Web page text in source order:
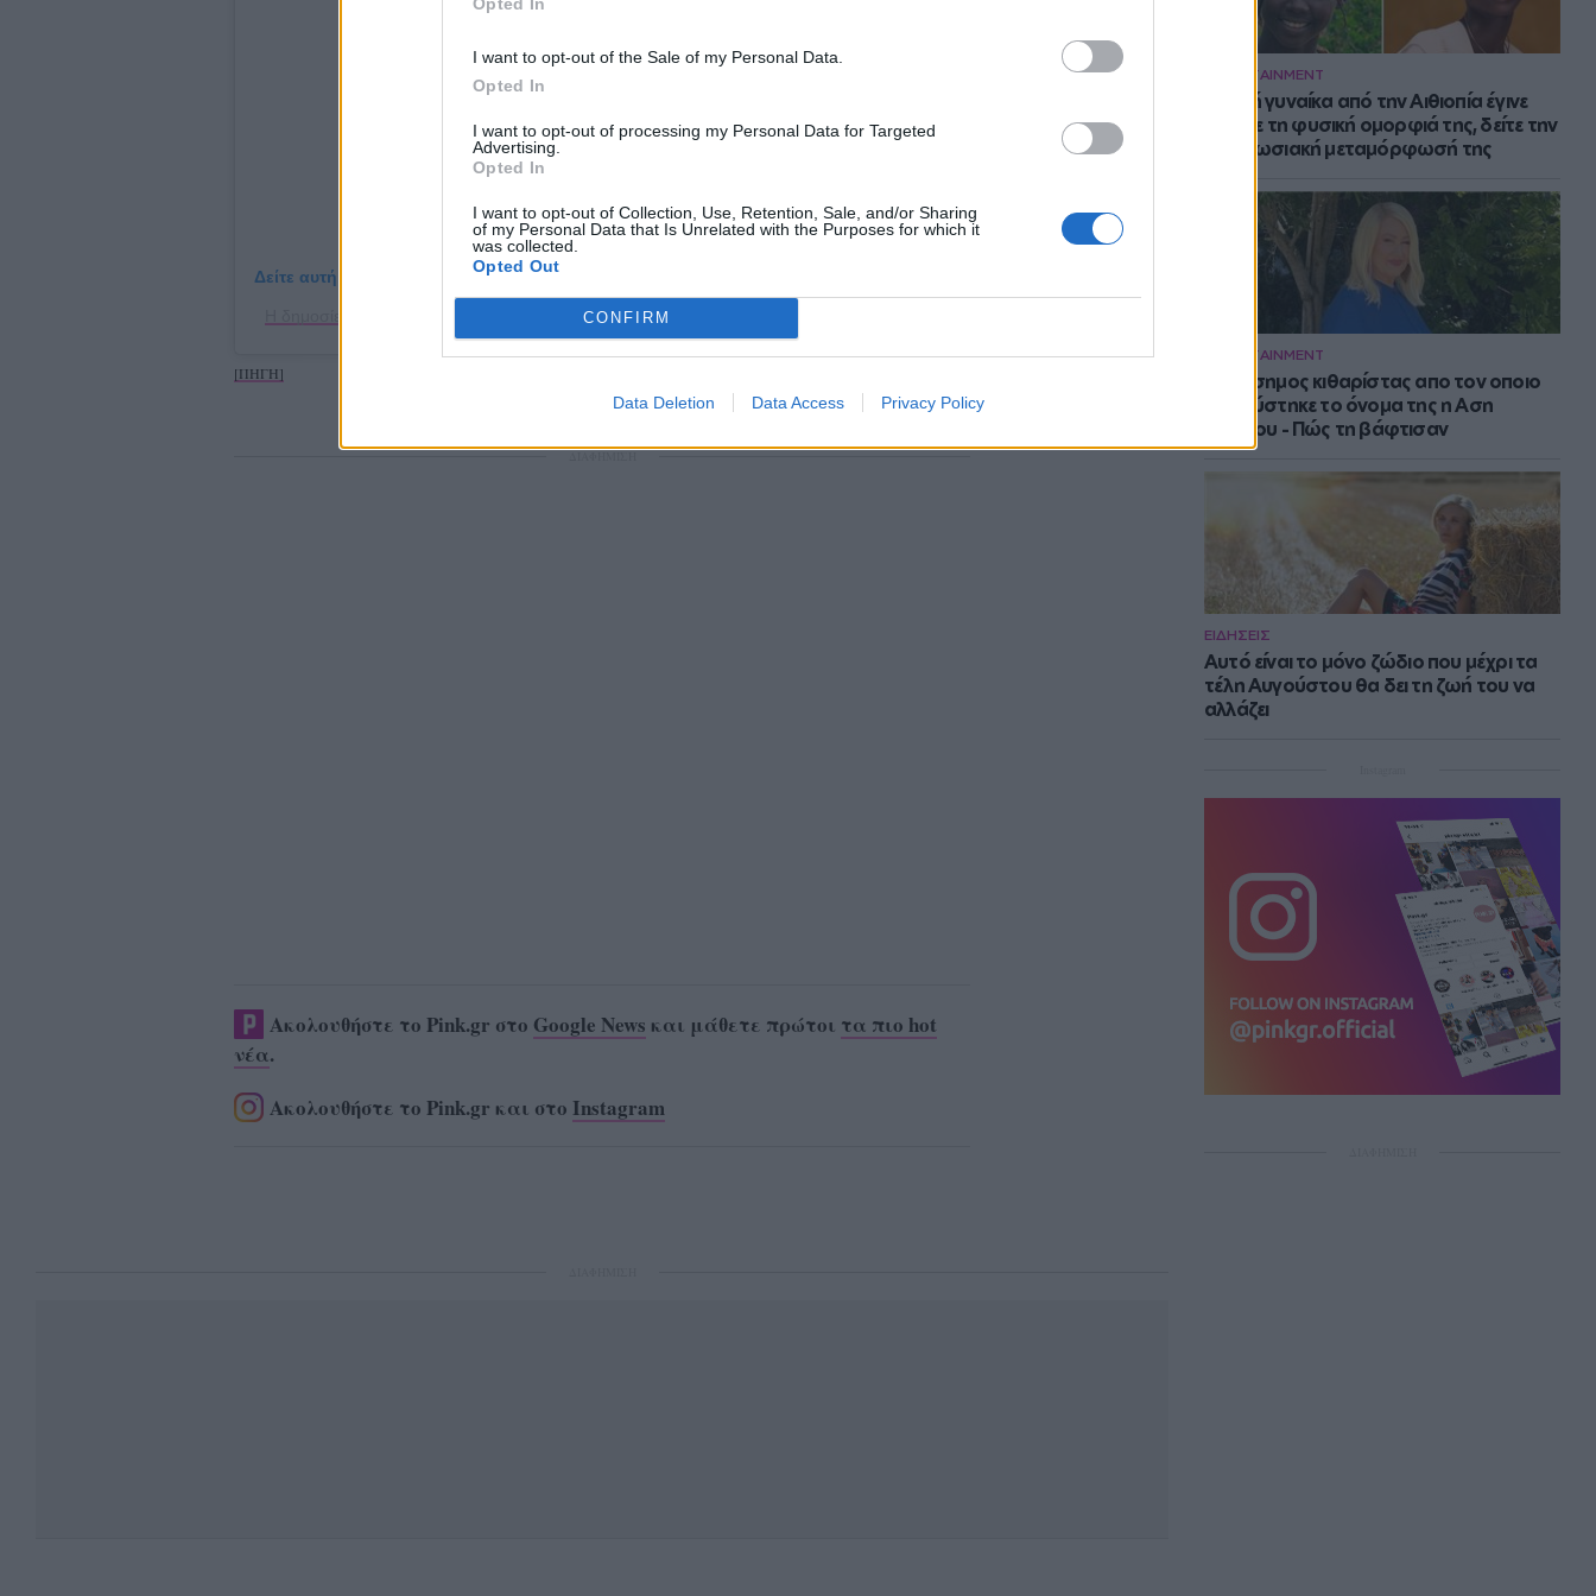
I want to opt-out of the Sale of my Personal Data.
Opted In
I want to opt-out of processing my Personal Data for Targeted
Advertising.
Opted In
I want to opt-out of Collection, Use, Retention, Sale, and/or Sharing
of my Personal Data that Is Unrelated with the Purposes for which it
was collected.
Opted Out
CONFIRM
Data Deletion Data Access Privacy Policy
ENTERTAINMENT
Νεαρή γυναίκα από την Αιθιοπία έγινε
viral με τη φυσική ομορφιά της, δείτε την
εντυπωσιακή μεταμόρφωσή της
ENTERTAINMENT
Ο διάσημος κιθαρίστας απο τον οποιο
εμπνεύστηκε το όνομα της η Αση
Μπήλιου - Πώς τη βάφτισαν
ΕΙΔΗΣΕΙΣ
Αυτό είναι το μόνο ζώδιο που μέχρι τα
τέλη Αυγούστου θα δει τη ζωή του να
αλλάζει
Δείτε αυτή τη δημοσίευση στο Instagram.
Η δημοσίευση κοινοποιήθηκε από το χρήστη Eva Herzigova (@evaherzigova)
[ΠΗΓΗ]
Ακολουθήστε το Pink.gr στο Google News και μάθετε πρώτοι τα πιο hot
νέα.
Ακολουθήστε το Pink.gr και στο Instagram